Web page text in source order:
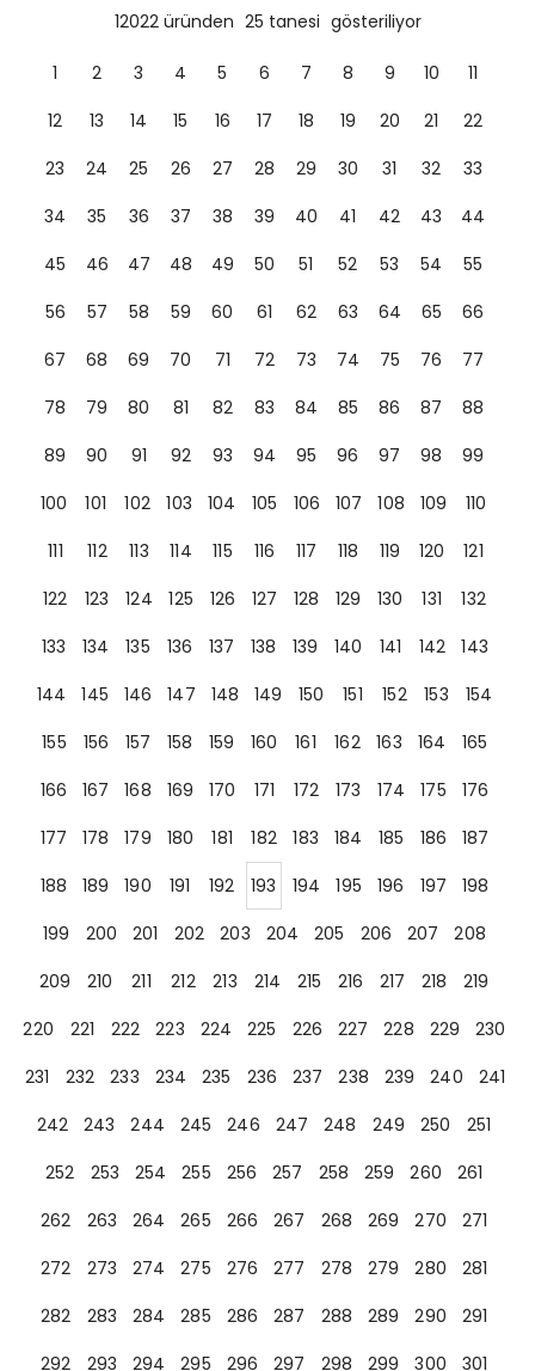
12022 üründen 25 tanesi gösteriliyor
1 2 3 4 5 6 7 8 9 10
11
12
13 14 15 16 17 18 19 20 21
22
23
24 25 26 27 28 29 30 31 32
33
34
35 36 37 38 39 40 41 42 43
44
45
46 47 48 49 50 51 52 53 54
55
56
57 58 59 60 61 62 63 64 65
66
67
68 69 70 71 72 73 74 75 76
77
78
79 80 81 82 83 84 85 86 87
88
89
90 91 92 93 94 95 96 97 98
99
100
101 102 103 104 105 106 107 108 109
110
111
112 113 114 115 116 117 118 119 120
121
122
123 124 125 126 127 128 129 130 131
132
133
134 135 136 137 138 139 140 141 142
143
144
145 146 147 148 149 150 151 152 153
154
155
156 157 158 159 160 161 162 163 164
165
166
167 168 169 170 171 172 173 174 175
176
177
178 179 180 181 182 183 184 185 186
187
188
189 190 191 192 193 194 195 196 197
198
199
200 201 202 203 204 205 206 207
208
209
210 211 212 213 214 215 216 217 218
219
220
221 222 223 224 225 226 227 228 229
230
231
232 233 234 235 236 237 238 239 240
241
242
243 244 245 246 247 248 249 250
251
252
253 254 255 256 257 258 259 260
261
262
263 264 265 266 267 268 269 270
271
272
273 274 275 276 277 278 279 280
281
282
283 284 285 286 287 288 289 290
291
292
293 294 295 296 297 298 299 300 301